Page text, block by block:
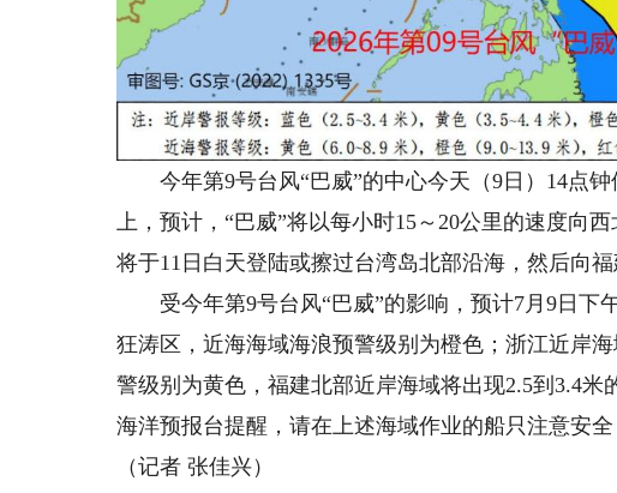
今年第9号台风“巴威”的中心今天（9日）14点钟
上，预计，“巴威”将以每小时15～20公里的速度向
将于11日白天登陆或擦过台湾岛北部沿海，然后向
受今年第9号台风“巴威”的影响，预计7月9日下
狂涛区，近海海域海浪预警级别为橙色；浙江近岸
警级别为黄色，福建北部近岸海域将出现2.5到3.4
海洋预报台提醒，请在上述海域作业的船只注意安
（记者 张佳兴）